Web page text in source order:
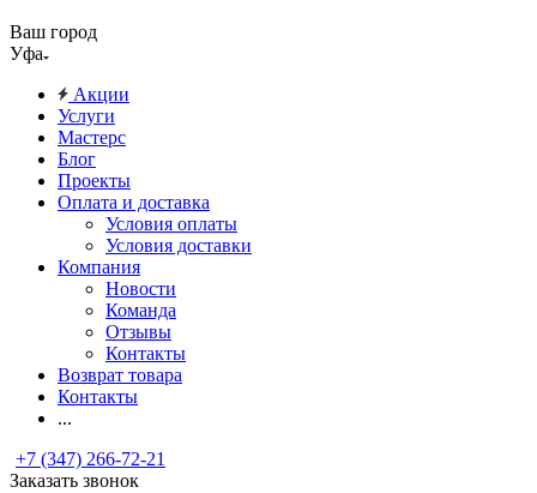
Ваш город
Уфа
Акции
Услуги
Мастерс
Блог
Проекты
Оплата и доставка
Условия оплаты
Условия доставки
Компания
Новости
Команда
Отзывы
Контакты
Возврат товара
Контакты
...
+7 (347) 266-72-21
Заказать звонок